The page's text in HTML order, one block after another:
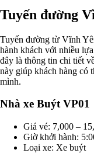
Tuyến đường
Tuyến đường từ Vĩnh
hành khách với nhiều
đây là thông tin chi tiết
này giúp khách hàng có
mình.
Nhà xe Buýt VP01
Giá vé: 7,000 –
Giờ khởi hành:
Loại xe: Xe buýt